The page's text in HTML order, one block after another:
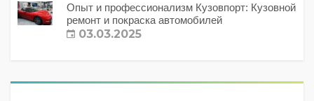
Опыт и профессионализм Кузовпорт: Кузовной
ремонт и покраска автомобилей
03.03.2025